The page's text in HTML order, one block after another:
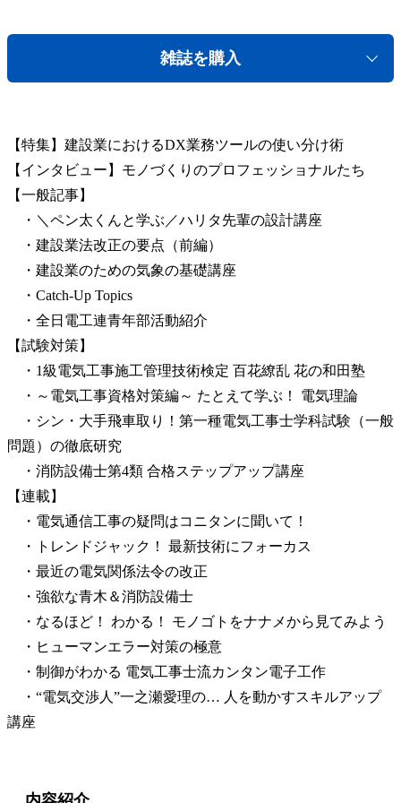
雑誌を購入
【特集】建設業におけるDX業務ツールの使い分け術
【インタビュー】モノづくりのプロフェッショナルたち
【一般記事】
・＼ペン太くんと学ぶ／ハリタ先輩の設計講座
・建設業法改正の要点（前編）
・建設業のための気象の基礎講座
・Catch-Up Topics
・全日電工連青年部活動紹介
【試験対策】
・1級電気工事施工管理技術検定 百花繚乱 花の和田塾
・～電気工事資格対策編～ たとえて学ぶ！ 電気理論
・シン・大手飛車取り！第一種電気工事士学科試験（一般
問題）の徹底研究
・消防設備士第4類 合格ステップアップ講座
【連載】
・電気通信工事の疑問はコニタンに聞いて！
・トレンドジャック！ 最新技術にフォーカス
・最近の電気関係法令の改正
・強欲な青木＆消防設備士
・なるほど！ わかる！ モノゴトをナナメから見てみよう
・ヒューマンエラー対策の極意
・制御がわかる 電気工事士流カンタン電子工作
・“電気交渉人”一之瀬愛理の… 人を動かすスキルアップ
講座